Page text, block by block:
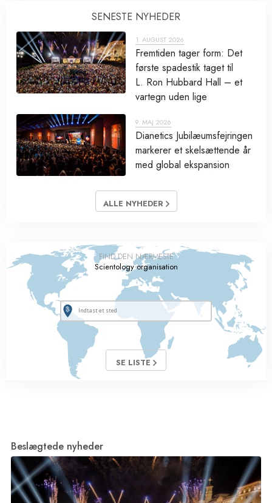
SENESTE NYHEDER
1. AUGUST 2026
Fremtiden tager form: Det
første spadestik taget til
L. Ron Hubbard Hall – et
vartegn uden lige
9. MAJ 2026
Dianetics Jubilæumsfejringen
markerer et skelsættende år
med global ekspansion
ALLE NYHEDER
FIND DEN NÆRMESTE
Scientology organisation
SE LISTE
Beslægtede nyheder